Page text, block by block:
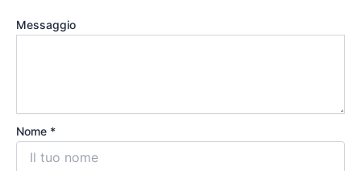
Messaggio
Nome *